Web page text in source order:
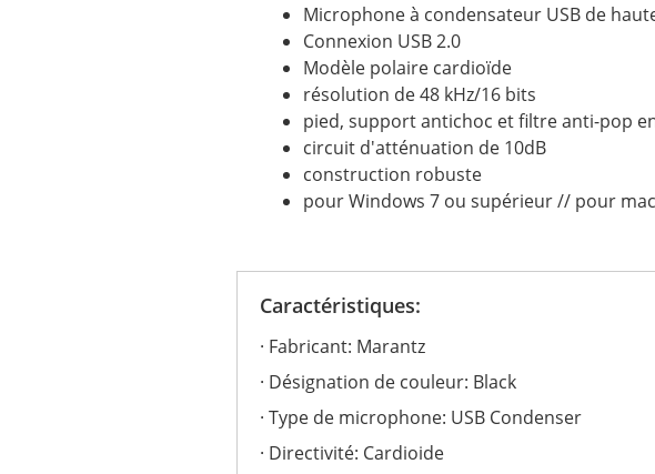
Microphone à condensateur USB de
Connexion USB 2.0
Modèle polaire cardioïde
résolution de 48 kHz/16 bits
pied, support antichoc et filtre anti-pop
circuit d'atténuation de 10dB
construction robuste
pour Windows 7 ou supérieur // pour
Caractéristiques:
Fabricant: Marantz
Désignation de couleur: Black
Type de microphone: USB Condenser
Directivité: Cardioide